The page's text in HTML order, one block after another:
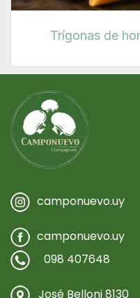
Trígonas de
camponuevo.uy
camponuevo.uy
098 407648
José Belloni 8130